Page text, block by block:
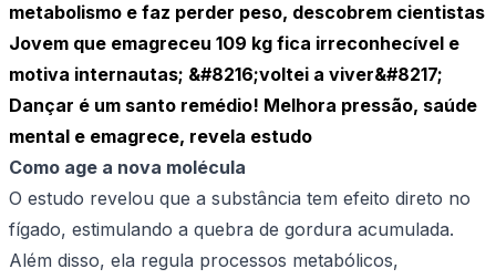
metabolismo e faz perder peso, descobrem cientistas
Jovem que emagreceu 109 kg fica irreconhecível e
motiva internautas; &#8216;voltei a viver&#8217;
Dançar é um santo remédio! Melhora pressão, saúde
mental e emagrece, revela estudo
Como age a nova molécula
O estudo revelou que a substância tem efeito direto no
fígado, estimulando a quebra de gordura acumulada.
Além disso, ela regula processos metabólicos,